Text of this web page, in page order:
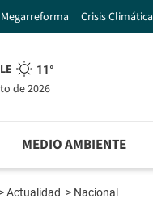
Megarreforma Crisis Climática
11°
de 2026
MEDIO AMBIENTE
>Actualidad > Nacional